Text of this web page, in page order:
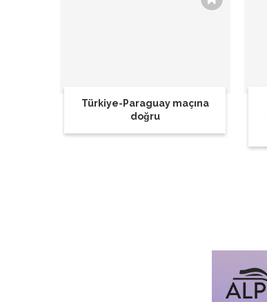
Türkiye-Paraguay maçına
doğru